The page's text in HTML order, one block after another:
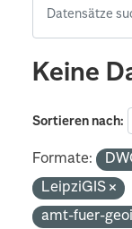
Keine
Sortieren nach
Formate:
LeipziGIS
amt-fuer-